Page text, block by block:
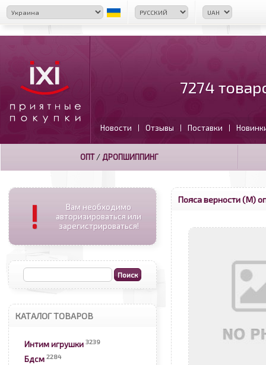
7274
Новости | Отзывы | Поставки |
ОПТ/ ДРОПШИППИНГ
!
Вам необходимо
авторизироваться или
зарегистрироваться!
КАТАЛОГ ТОВАРОВ
Интим игрушки 3239
Бдсм 2284
Пояса верности (М)